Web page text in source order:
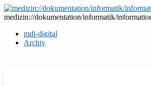
Zum
Inhalt
medizin://dokumentation/informatik/
mdi-digital
Archiv